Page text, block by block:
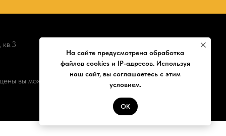
На сайте предусмотрена обработка
файлов cookies и IP-адресов. Используя
наш сайт, вы соглашаетесь с этим
условием.
ОК
кв.3
вы можете уточнить по телефону